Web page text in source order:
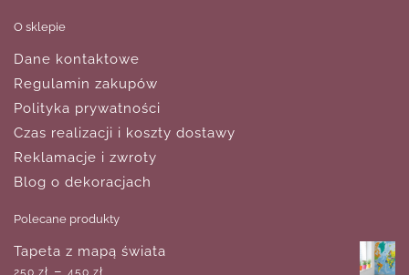
O sklepie
Dane kontaktowe
Regulamin zakupów
Polityka prywatności
Czas realizacji i koszty dostawy
Reklamacje i zwroty
Blog o dekoracjach
Polecane produkty
Tapeta z mapą świata
250 zł – 450 zł